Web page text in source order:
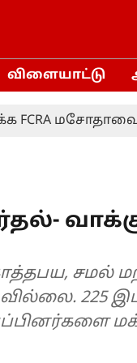
விளையாட்டு
மசோதாவை
சமல்